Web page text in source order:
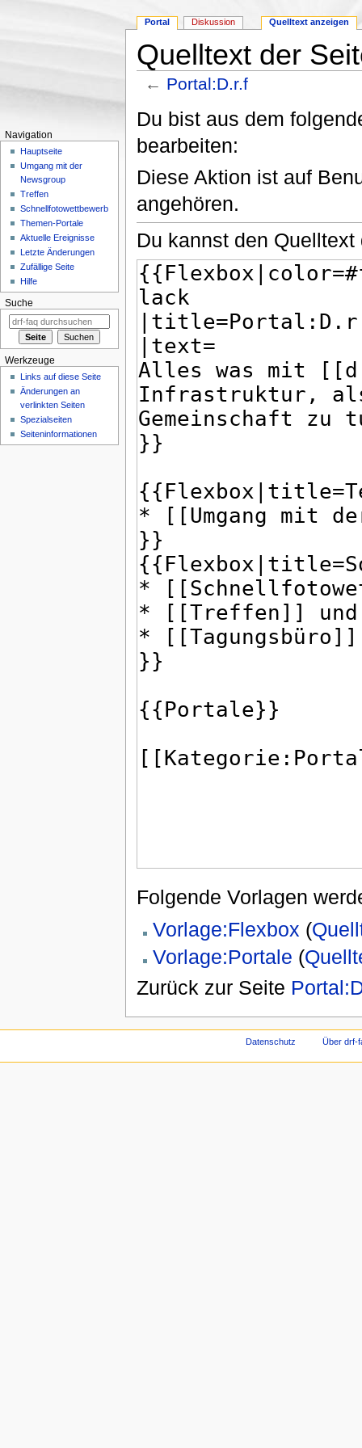
Quelltext der
← Portal:D.r.f
Du bist aus dem
bearbeiten:
Diese Aktion ist auf
angehören.
Du kannst den
Folgende Vorlagen
Vorlage:Flexbox (
Vorlage:Portale (
Zurück zur Seite
Portal Diskussion Quelltext anzeigen
Navigation
Hauptseite
Umgang mit der
Newsgroup
Treffen
Schnellfotowettbewerb
Themen-Portale
Aktuelle Ereignisse
Letzte Änderungen
Zufällige Seite
Hilfe
Suche
Werkzeuge
Links auf diese Seite
Änderungen an
verlinkten Seiten
Spezialseiten
Seiten­informationen
Datenschutz Über drf-